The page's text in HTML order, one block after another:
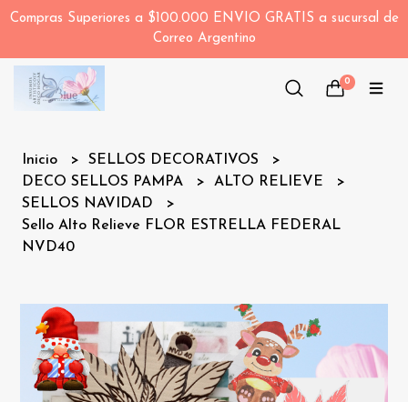
Compras Superiores a $100.000 ENVIO GRATIS a sucursal de
Correo Argentino
0
Inicio
SELLOS DECORATIVOS
DECO SELLOS PAMPA
ALTO RELIEVE
SELLOS NAVIDAD
Sello Alto Relieve FLOR ESTRELLA FEDERAL
NVD40